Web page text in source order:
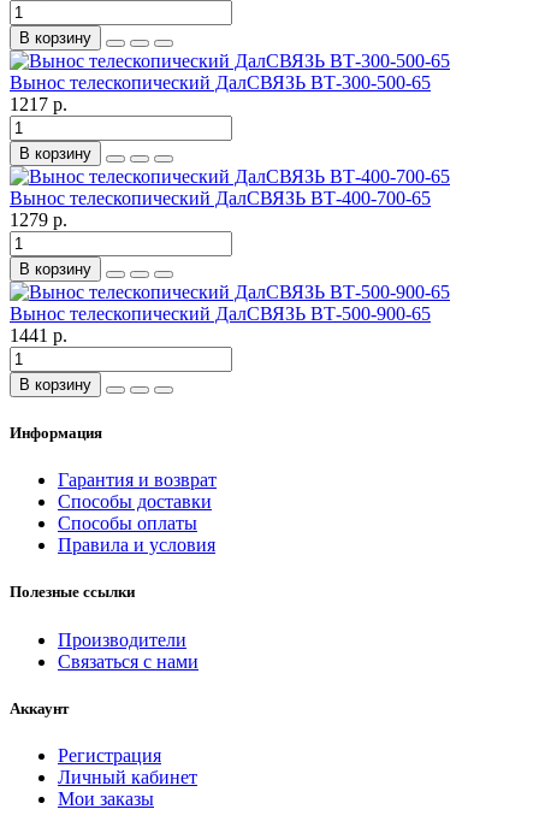
В корзину
Вынос телескопический ДалСВЯЗЬ BТ-300-500-65
1217 р.
В корзину
Вынос телескопический ДалСВЯЗЬ BТ-400-700-65
1279 р.
В корзину
Вынос телескопический ДалСВЯЗЬ BТ-500-900-65
1441 р.
В корзину
Информация
Гарантия и возврат
Способы доставки
Способы оплаты
Правила и условия
Полезные ссылки
Производители
Связаться с нами
Аккаунт
Регистрация
Личный кабинет
Мои заказы